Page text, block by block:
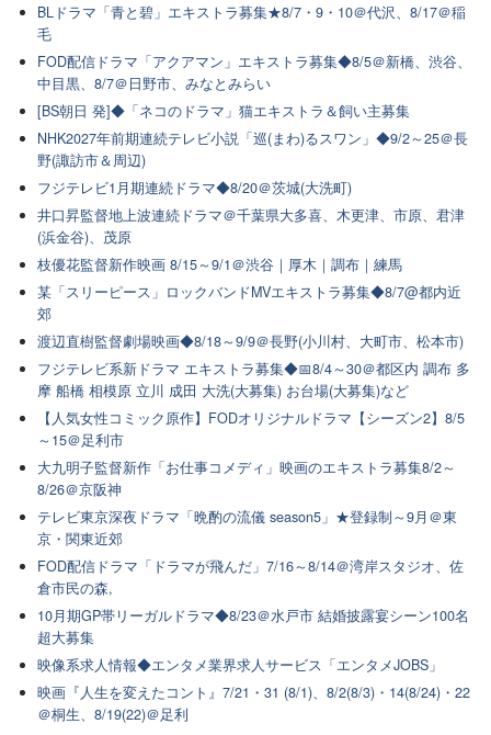
BLドラマ「青と碧」エキストラ募集★8/7・9・10＠代沢、8/17＠稲
毛
FOD配信ドラマ「アクアマン」エキストラ募集◆8/5＠新橋、渋谷、
中目黒、8/7＠日野市、みなとみらい
[BS朝日 発]◆「ネコのドラマ」猫エキストラ＆飼い主募集
NHK2027年前期連続テレビ小説「巡(まわ)るスワン」◆9/2～25＠長
野(諏訪市＆周辺)
フジテレビ1月期連続ドラマ◆8/20＠茨城(大洗町)
井口昇監督地上波連続ドラマ＠千葉県大多喜、木更津、市原、君津
(浜金谷)、茂原
枝優花監督新作映画 8/15～9/1＠渋谷｜厚木｜調布｜練馬
某「スリーピース」ロックバンドMVエキストラ募集◆8/7@都内近
郊
渡辺直樹監督劇場映画◆8/18～9/9＠長野(小川村、大町市、松本市)
フジテレビ系新ドラマ エキストラ募集◆📅8/4～30＠都区内 調布 多
摩 船橋 相模原 立川 成田 大洗(大募集) お台場(大募集)など
【人気女性コミック原作】FODオリジナルドラマ【シーズン2】8/5
～15＠足利市
大九明子監督新作「お仕事コメディ」映画のエキストラ募集8/2～
8/26＠京阪神
テレビ東京深夜ドラマ「晩酌の流儀 season5」★登録制～9月＠東
京・関東近郊
FOD配信ドラマ「ドラマが飛んだ」7/16～8/14＠湾岸スタジオ、佐
倉市民の森,
10月期GP帯リーガルドラマ◆8/23＠水戸市 結婚披露宴シーン100名
超大募集
映像系求人情報◆エンタメ業界求人サービス「エンタメJOBS」
映画『人生を変えたコント』7/21・31 (8/1)、8/2(8/3)・14(8/24)・22
＠桐生、8/19(22)＠足利